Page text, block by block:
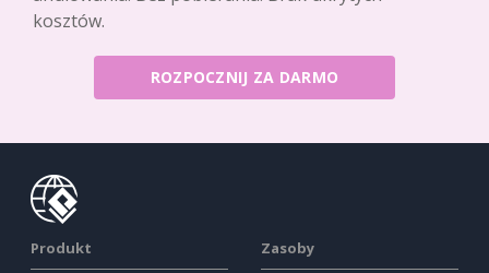
kosztów.
ROZPOCZNIJ ZA DARMO
Produkt Zasoby